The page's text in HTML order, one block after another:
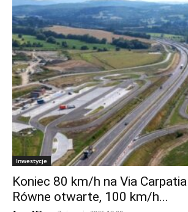
Inwestycje
Koniec 80 km/h na Via
Równe otwarte, 100 km/h...